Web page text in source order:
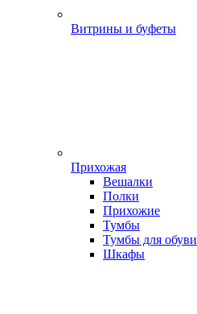
Витрины и буфеты
Прихожая
Вешалки
Полки
Прихожие
Тумбы
Тумбы для обуви
Шкафы